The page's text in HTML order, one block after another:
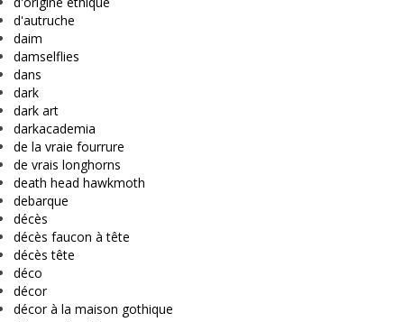
d'autruche
daim
damselflies
dans
dark
dark art
darkacademia
de la vraie fourrure
de vrais longhorns
death head hawkmoth
debarque
décès
décès faucon à tête
décès tête
déco
décor
décor à la maison gothique